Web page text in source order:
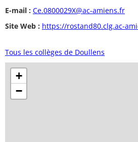
E-mail : Ce.0800029X@ac-amiens.fr
Site Web : https://rostand80.clg.ac-
Tous les collèges de Doullens
+
−